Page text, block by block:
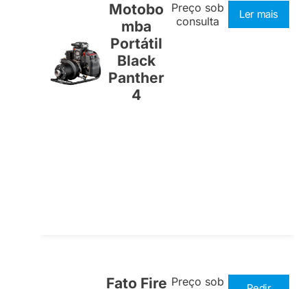
Motobo
mba
Portátil
Black
Panther
4
Preço sob
consulta
Ler mais
Fato Fire Preço sob